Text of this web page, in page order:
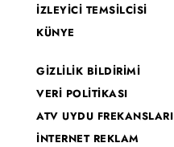
İZLEYİCİ TEMSİLCİSİ
KÜNYE
GİZLİLİK BİLDİRİMİ
VERİ POLİTİKASI
ATV UYDU FREKANSLARI
İNTERNET REKLAM